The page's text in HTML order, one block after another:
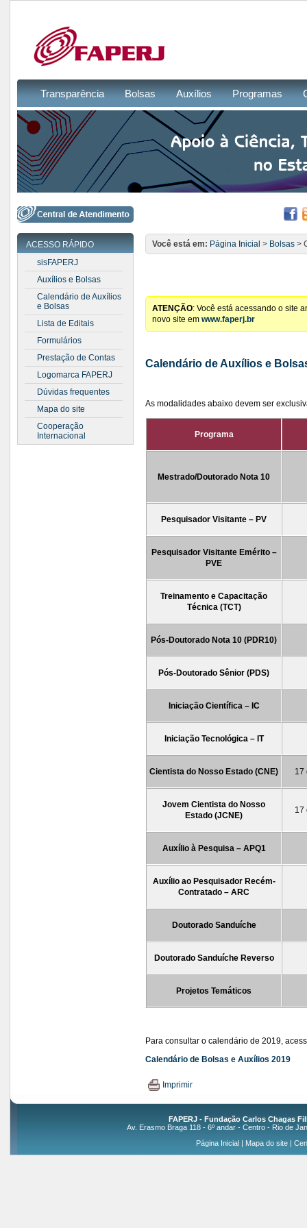
Transparência Bolsas Auxílios Programas
ACESSO RÁPIDO
sisFAPERJ
Auxílios e Bolsas
Calendário de Auxílios
e Bolsas
Lista de Editais
Formulários
Prestação de Contas
Logomarca FAPERJ
Dúvidas frequentes
Mapa do site
Cooperação
Internacional
Você está em: Página Inicial > Bolsas >
ATENÇÃO: Você está acessando o site
novo site em www.faperj.br
Calendário de Auxílios e
As modalidades abaixo devem ser
Programa
Mestrado/Doutorado Nota 10
Pesquisador Visitante – PV
Pesquisador Visitante Emérito –
PVE
Treinamento e Capacitação
Técnica (TCT)
Pós-Doutorado Nota 10 (PDR10)
Pós-Doutorado Sênior (PDS)
Iniciação Científica – IC
Iniciação Tecnológica – IT
Cientista do Nosso Estado (CNE) 17
Jovem Cientista do Nosso
Estado (JCNE)
17
Auxílio à Pesquisa – APQ1
Auxílio ao Pesquisador Recém-
Contratado – ARC
Doutorado Sanduíche
Doutorado Sanduíche Reverso
Projetos Temáticos
Para consultar o calendário de 2019,
Calendário de Bolsas e Auxílios 2019
Imprimir
FAPERJ - Fundação Carlos Chagas
Av. Erasmo Braga 118 - 6º andar - Centro - Rio de
Página Inicial| Mapa do site|